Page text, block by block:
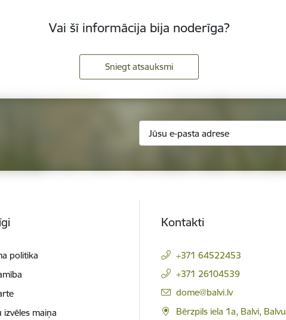
Vai šī informācija bija noderīga?
Sniegt atsauksmi
politika
izvēles maiņa
Kontakti
+371 64522453
+371 26104539
E-pasts:
dome@balvi.lv
Bērzpils iela 1a, Balvi, Balvu